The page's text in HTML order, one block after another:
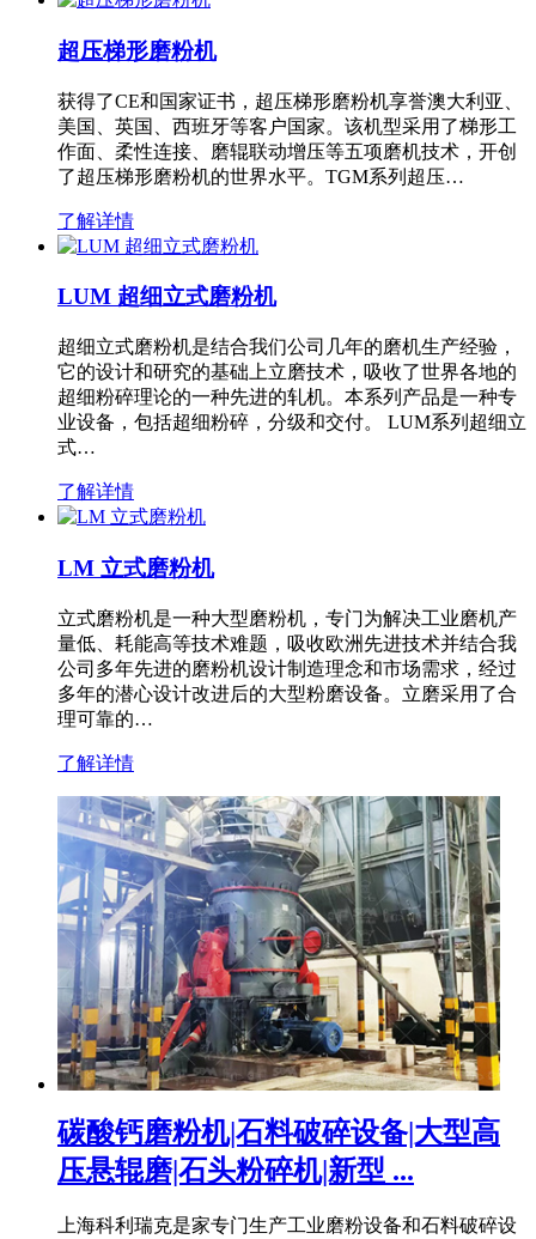
超压梯形磨粉机
获得了CE和国家证书，超压梯形磨粉机享誉澳大利亚、
美国、英国、西班牙等客户国家。该机型采用了梯形工
作面、柔性连接、磨辊联动增压等五项磨机技术，开创
了超压梯形磨粉机的世界水平。TGM系列超压…
了解详情
LUM 超细立式磨粉机
超细立式磨粉机是结合我们公司几年的磨机生产经验，
它的设计和研究的基础上立磨技术，吸收了世界各地的
超细粉碎理论的一种先进的轧机。本系列产品是一种专
业设备，包括超细粉碎，分级和交付。 LUM系列超细立
式…
了解详情
LM 立式磨粉机
立式磨粉机是一种大型磨粉机，专门为解决工业磨机产
量低、耗能高等技术难题，吸收欧洲先进技术并结合我
公司多年先进的磨粉机设计制造理念和市场需求，经过
多年的潜心设计改进后的大型粉磨设备。立磨采用了合
理可靠的…
了解详情
碳酸钙磨粉机|石料破碎设备|大型高
压悬辊磨|石头粉碎机|新型 ...
上海科利瑞克是家专门生产工业磨粉设备和石料破碎设